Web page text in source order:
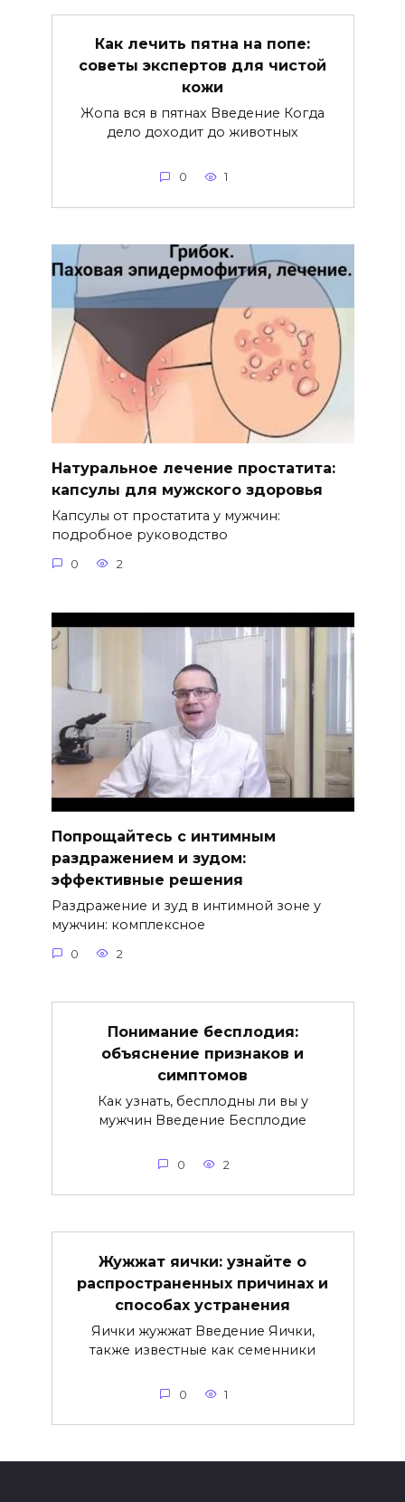
Как лечить пятна на попе:
советы экспертов для чистой
кожи
Жопа вся в пятнах Введение Когда
дело доходит до животных
0 1
Натуральное лечение простатита:
капсулы для мужского здоровья
Капсулы от простатита у мужчин:
подробное руководство
0 2
Попрощайтесь с интимным
раздражением и зудом:
эффективные решения
Раздражение и зуд в интимной зоне у
мужчин: комплексное
0 2
Понимание бесплодия:
объяснение признаков и
симптомов
Как узнать, бесплодны ли вы у
мужчин Введение Бесплодие
0 2
Жужжат яички: узнайте о
распространенных причинах и
способах устранения
Яички жужжат Введение Яички,
также известные как семенники
0 1